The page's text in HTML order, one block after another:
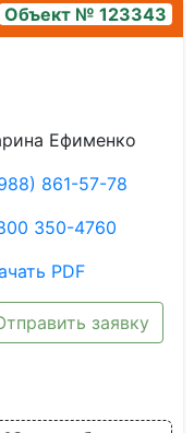
Объект № 123343
Ефименко
861-57-78
350-4760
PDF
заявку